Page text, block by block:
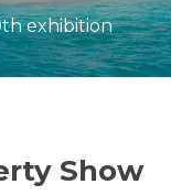
exhibition
Show